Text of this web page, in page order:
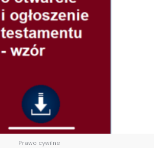
Prawo cywilne